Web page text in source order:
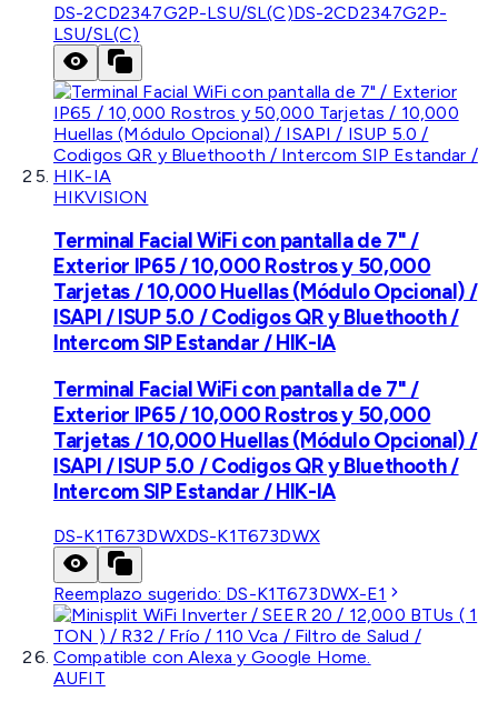
DS-2CD2347G2P-LSU/SL(C)DS-2CD2347G2P-
LSU/SL(C)
HIKVISION
Terminal Facial WiFi con pantalla de 7" /
Exterior IP65 / 10,000 Rostros y 50,000
Tarjetas / 10,000 Huellas (Módulo Opcional) /
ISAPI / ISUP 5.0 / Codigos QR y Bluethooth /
Intercom SIP Estandar / HIK-IA
Terminal Facial WiFi con pantalla de 7" /
Exterior IP65 / 10,000 Rostros y 50,000
Tarjetas / 10,000 Huellas (Módulo Opcional) /
ISAPI / ISUP 5.0 / Codigos QR y Bluethooth /
Intercom SIP Estandar / HIK-IA
DS-K1T673DWXDS-K1T673DWX
Reemplazo sugerido: DS-K1T673DWX-E1
AUFIT